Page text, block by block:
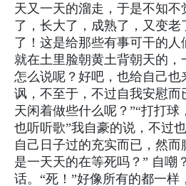
天又一天的溜走，于是不知不
了，长大了，成熟了，又变老
了！这是给那些有事可干的人
就在土里脸朝黄土背朝天的，
怎么说呢？好吧，也给自己也
讽，不至于，不过自我安慰而
天闲着做些什么呢？”“打打球
也听听歌”我自豪的说，不过
自己日子过的充实而已，然而
是一天天的在等死吗？” 自嘲
话。“死！”好像所有的都一样